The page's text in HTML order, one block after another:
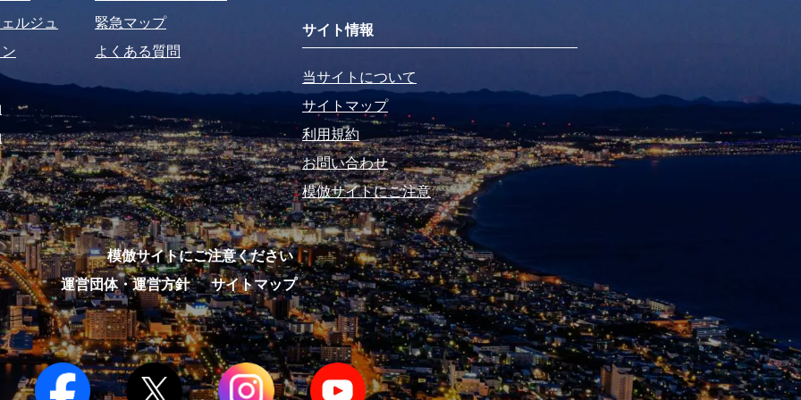
ルジュ
緊急マップ
よくある質問
サイト情報
当サイトについて
サイトマップ
利用規約
お問い合わせ
模倣サイトにご注意
模倣サイトにご注意ください
運営団体・運営方針
サイトマップ